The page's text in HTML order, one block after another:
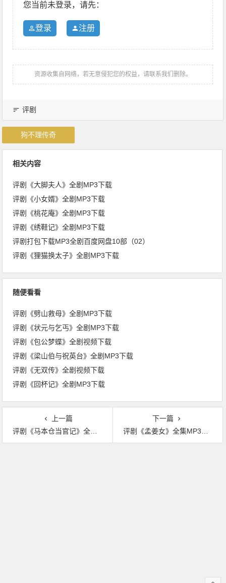
您当前未登录，请先：
登录 注册
资源收集自网络，若无意侵犯您的权益，请联系我们删除。
评剧
狗不理传奇
相关内容
评剧《大脚夫人》全剧MP3下载
评剧《小女婿》全剧MP3下载
评剧《桃花庵》全剧MP3下载
评剧《绣鞋记》全剧MP3下载
评剧打包下载MP3全剧百度网盘10部（02）
评剧《狸猫换太子》全剧MP3下载
随便看看
评剧《劈山救母》全剧MP3下载
评剧《状元与乞丐》全剧MP3下载
评剧《包公梦蝶》全剧视频下载
评剧《梁山伯与祝英台》全剧MP3下载
评剧《无双传》全剧视频下载
评剧《回杯记》全剧MP3下载
上一篇
评剧《马本仓当官记》全剧MP3下载
下一篇
评剧《孟姜女》全集MP3下载